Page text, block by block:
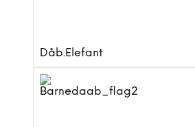
Dåb.Elefant